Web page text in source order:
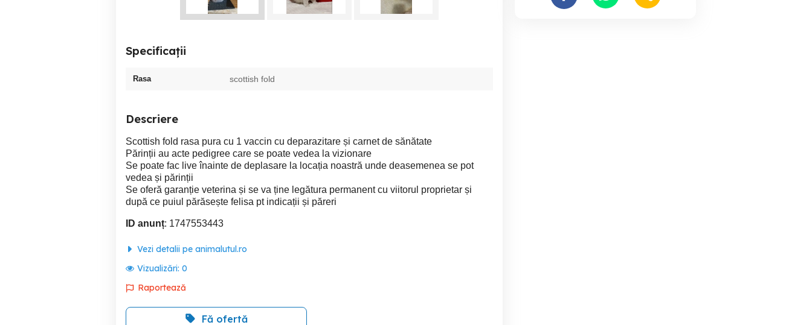
Specificații
Rasa scottish fold
Descriere
Scottish fold rasa pura cu 1 vaccin cu deparazitare și carnet de sănătate
Părinții au acte pedigree care se poate vedea la vizionare
Se poate fac live înainte de deplasare la locația noastră unde deasemenea se pot
vedea și părinții
Se oferă garanție veterina și se va ține legătura permanent cu viitorul proprietar și
după ce puiul părăsește felisa pt indicații și păreri
ID anunț: 1747553443
Vezi detalii pe animalutul.ro
Vizualizări: 0
Raportează
Fă ofertă